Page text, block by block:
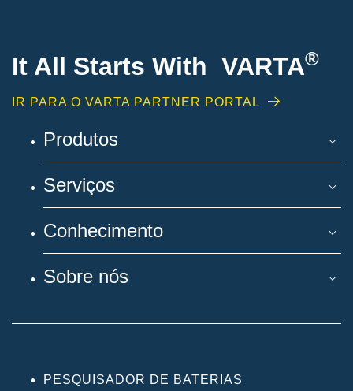
It All Starts With VARTA®
IR PARA O VARTA PARTNER PORTAL
Produtos
Serviços
Conhecimento
Sobre nós
PESQUISADOR DE BATERIAS